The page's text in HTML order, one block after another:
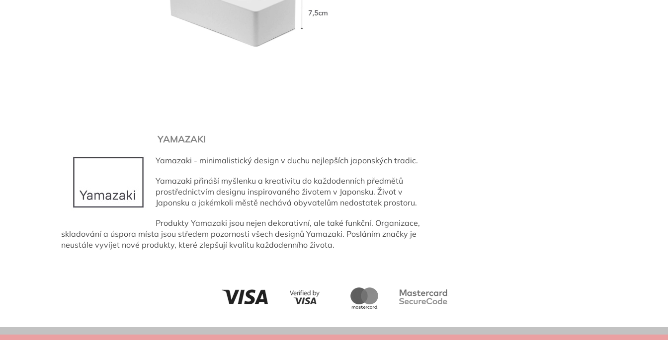
YAMAZAKI
Yamazaki - minimalistický design v duchu nejlepších japonských tradic.
Yamazaki přináší myšlenku a kreativitu do každodenních předmětů
prostřednictvím designu inspirovaného životem v Japonsku. Život v
Japonsku a jakémkoli městě nechává obyvatelům nedostatek prostoru.
Produkty Yamazaki jsou nejen dekorativní, ale také funkční. Organizace,
skladování a úspora místa jsou středem pozornosti všech designů Yamazaki. Posláním značky je
neustále vyvíjet nové produkty, které zlepšují kvalitu každodenního života.